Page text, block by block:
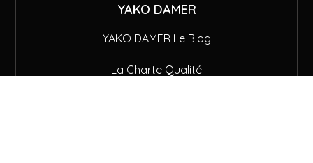
YAKO DAMER
YAKO DAMER Le Blog
La Charte Qualité